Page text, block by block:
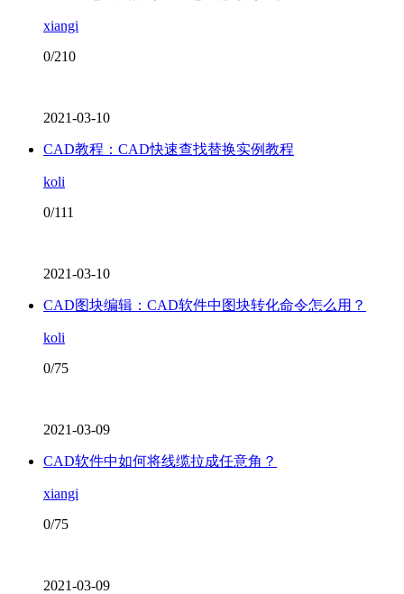
xiangi
0/210
2021-03-10
CAD教程：CAD快速查找替换实例教程
koli
0/111
2021-03-10
CAD图块编辑：CAD软件中图块转化命令怎么用？
koli
0/75
2021-03-09
CAD软件中如何将线缆拉成任意角？
xiangi
0/75
2021-03-09